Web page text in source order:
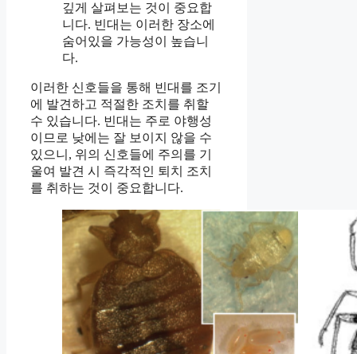
깊게 살펴보는 것이 중요합
니다. 빈대는 이러한 장소에
숨어있을 가능성이 높습니
다.
이러한 신호들을 통해 빈대를 조기
에 발견하고 적절한 조치를 취할
수 있습니다. 빈대는 주로 야행성
이므로 낮에는 잘 보이지 않을 수
있으니, 위의 신호들에 주의를 기
울여 발견 시 즉각적인 퇴치 조치
를 취하는 것이 중요합니다.